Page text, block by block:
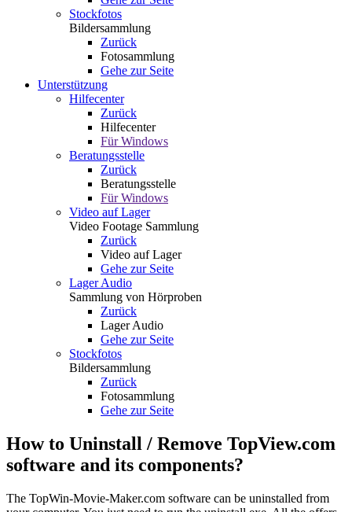
Stockfotos
Bildersammlung
Zurück
Fotosammlung
Gehe zur Seite
Unterstützung
Hilfecenter
Zurück
Hilfecenter
Für Windows
Beratungsstelle
Zurück
Beratungsstelle
Für Windows
Video auf Lager
Video Footage Sammlung
Zurück
Video auf Lager
Gehe zur Seite
Lager Audio
Sammlung von Hörproben
Zurück
Lager Audio
Gehe zur Seite
Stockfotos
Bildersammlung
Zurück
Fotosammlung
Gehe zur Seite
How to Uninstall / Remove TopView.com
software and its components?
The TopWin-Movie-Maker.com software can be uninstalled from